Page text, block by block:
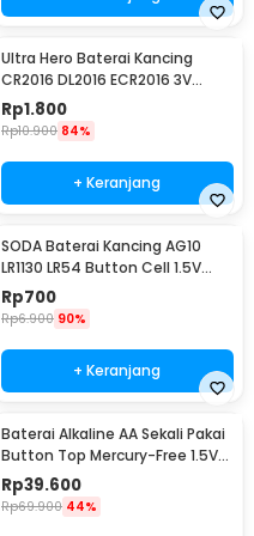
Ultra Hero Baterai Kancing
CR2016 DL2016 ECR2016 3V
Lithium 1 PCS
Rp1.800
Rp10.900 84%
+ Keranjang
SODA Baterai Kancing AG10
LR1130 LR54 Button Cell 1.5V
Alkaline 1 PCS
Rp700
Rp6.900 90%
+ Keranjang
Baterai Alkaline AA Sekali Pakai
Button Top Mercury-Free 1.5V
10 PCS - Zi5
Rp39.600
Rp69.900 44%